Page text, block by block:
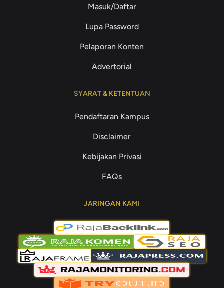
Masuk/Daftar
Lupa Password
Pelaporan Konten
Advertorial
SYARAT & KETENTUAN
Pendaftaran Kampus
Disclaimer
Kebijakan Privasi
FAQs
JARINGAN KAMI